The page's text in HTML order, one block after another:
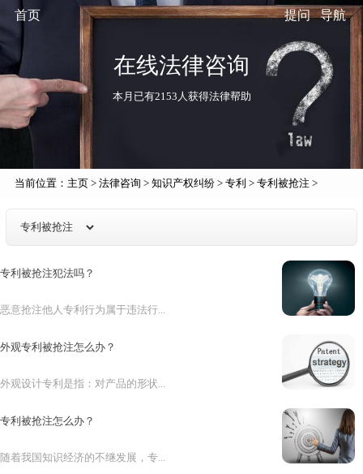
首页 导航
提问
在线法律咨询
本月已有2153人获得法律帮助
当前位置： 主页> 法律咨询 > 知识产权纠纷> 专利 > 专利被抢注 >
专利被抢注犯法吗？
恶意抢注他人专利行为属于违法行...
外观专利被抢注怎么办？
外观设计专利是指：对产品的形状...
专利被抢注怎么办？
随着我国知识经济的不继发展，专...